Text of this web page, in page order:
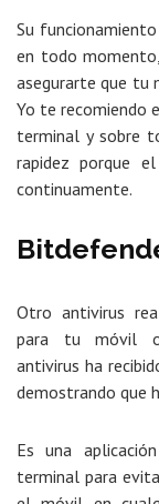
Su
en todo
asegurarte que tu
Yo te recomiendo
terminal y sobre
rapidez porque
continuamente.
Otro antivirus
para tu móvil
antivirus ha
demostrando que
Es una
terminal para